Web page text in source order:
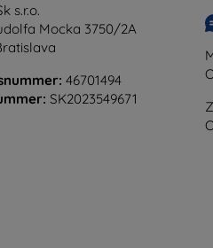
s.r.o.
Mocka 3750/2A
46701494
SK2023549671